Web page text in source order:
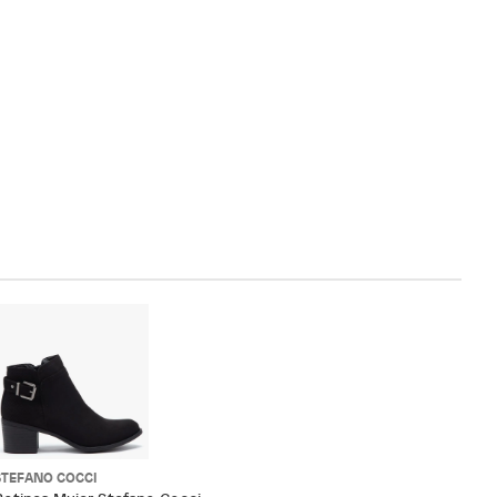
COCCI